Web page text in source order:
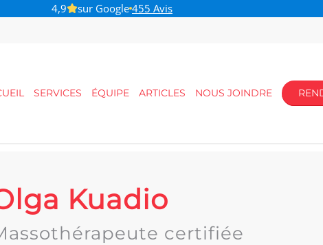
4,9 sur Google 455 Avis
B-Pulse - Pour votre santé pelvienne
SERVICES ÉQUIPE ARTICLES NOUS JOINDRE
Kuadio
certifiée